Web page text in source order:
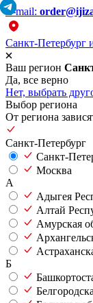
E-mail:
Санкт-Петербург
Ваш регион
Да, все верно
Нет, выбрать
Выбор региона
От региона
Санкт-Петербург
Санкт-
Москва
А
Адыгея
Алтай
Амурская
Б